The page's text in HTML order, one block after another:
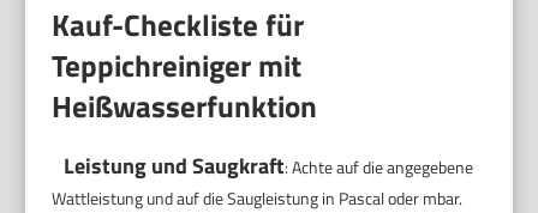
Kauf-Checkliste für
Teppichreiniger mit
Heißwasserfunktion
Leistung und Saugkraft: Achte auf die angegebene
Wattleistung und auf die Saugleistung in Pascal oder mbar.